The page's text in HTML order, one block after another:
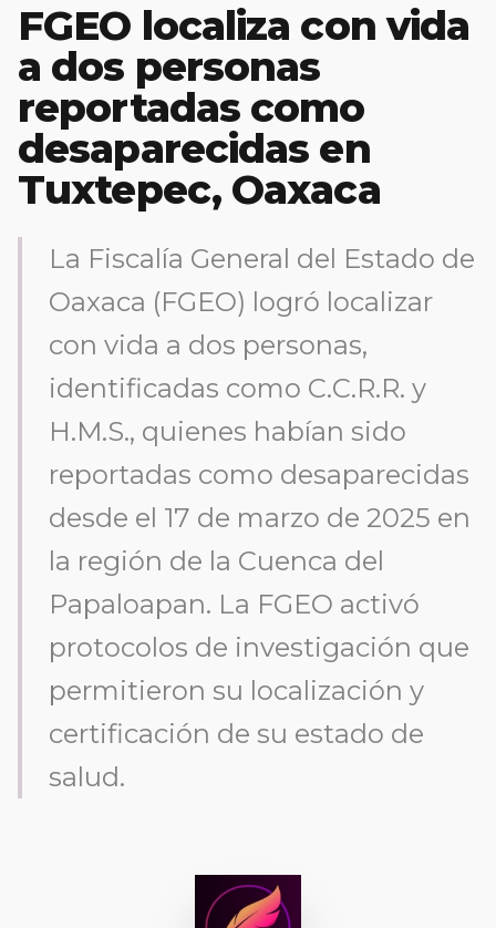
FGEO localiza con vida
a dos personas
reportadas como
desaparecidas en
Tuxtepec, Oaxaca
La Fiscalía General del Estado de
Oaxaca (FGEO) logró localizar
con vida a dos personas,
identificadas como C.C.R.R. y
H.M.S., quienes habían sido
reportadas como desaparecidas
desde el 17 de marzo de 2025 en
la región de la Cuenca del
Papaloapan. La FGEO activó
protocolos de investigación que
permitieron su localización y
certificación de su estado de
salud.